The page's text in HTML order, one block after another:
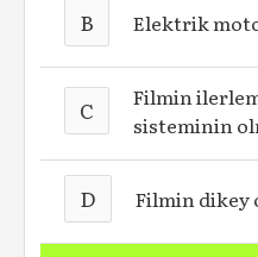
B Elektrik
C
Filmin
sisteminin
D Filmin dikey